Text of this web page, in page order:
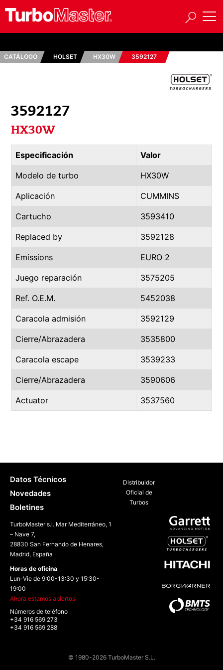
CATÁLOGO HOLSET HX30W 3592127
3592127
HX30W
Especificación Valor
Modelo de turbo HX30W
Aplicación CUMMINS
Cartucho 3593410
Replaced by 3592128
Emissions EURO 2
Juego reparación 3575205
Ref. O.E.M. 5452038
Caracola admisión 3592129
Cierre/Abrazadera 3535800
Caracola escape 3539233
Cierre/Abrazadera 3590606
Actuator 3537560
Distribuidor
Oficial de
Turbos
Datos Técnicos
Novedades
Boletines
TurboMaster s.l. Mar Mediterráneo, 1
– Nave 7,
28830 San Fernando de Henares,
Madrid, España
Horas de oficina
Lun-Vie de 9:00-13:30 y 15:30-
19:00
Ahora estamos abiertos
Números de teléfono
+34 916 569 273
+34 916 569 288
© 1980-2026 TurboMaster S.L.